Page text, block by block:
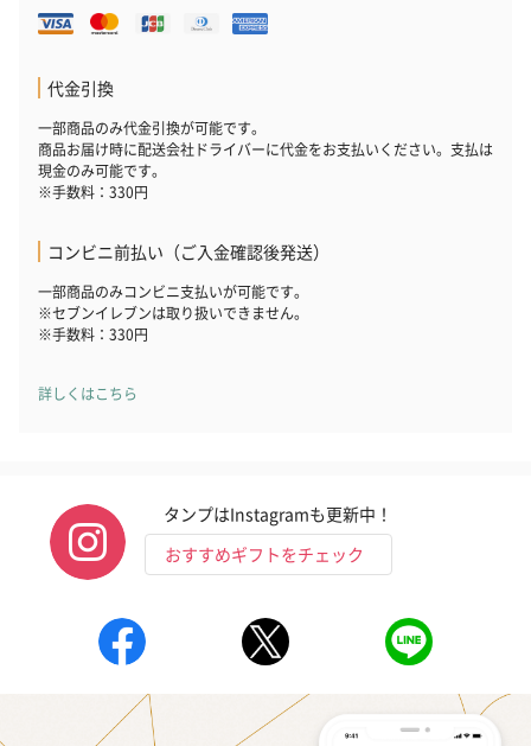
代金引換
一部商品のみ代金引換が可能です。
商品お届け時に配送会社ドライバーに代金をお支払いください。支払は
現金のみ可能です。
※手数料：330円
コンビニ前払い（ご入金確認後発送）
一部商品のみコンビニ支払いが可能です。
※セブンイレブンは取り扱いできません。
※手数料：330円
詳しくはこちら
タンプはInstagramも更新中！
おすすめギフトをチェック